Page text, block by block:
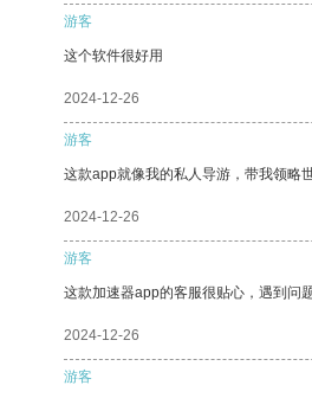
游客
这个软件很好用
2024-12-26
游客
这款app就像我的私人导游，带我领略
2024-12-26
游客
这款加速器app的客服很贴心，遇到问
2024-12-26
游客